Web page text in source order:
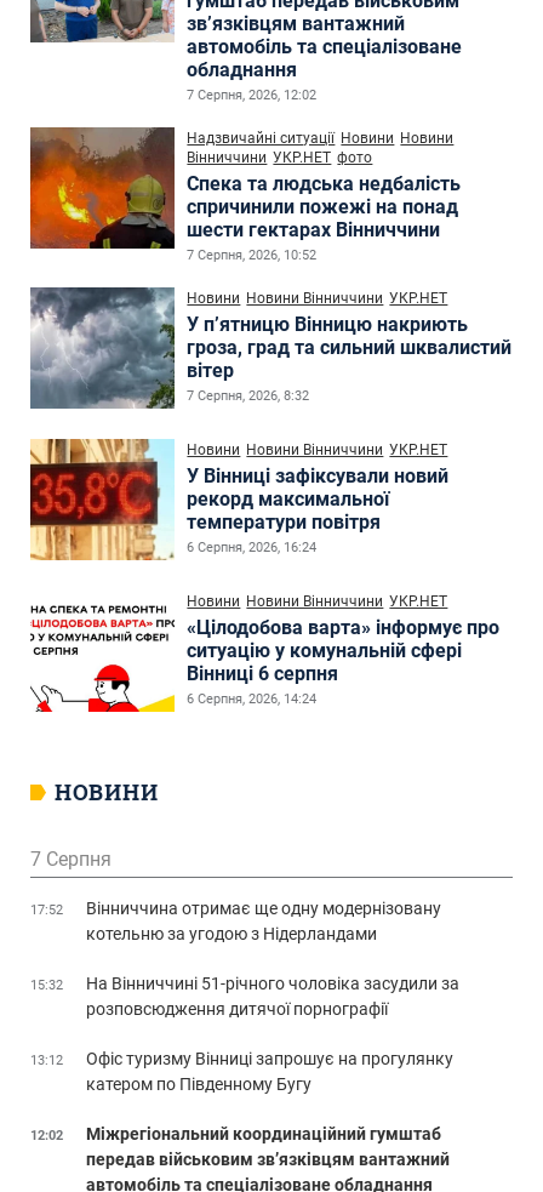
зв’язківцям вантажний
автомобіль та спеціалізоване
обладнання
7 Серпня, 2026, 12:02
Надзвичайні ситуації Новини Новини
Вінниччини УКР.НЕТ фото
Спека та людська недбалість
спричинили пожежі на понад
шести гектарах Вінниччини
7 Серпня, 2026, 10:52
Новини Новини Вінниччини УКР.НЕТ
У п’ятницю Вінницю накриють
гроза, град та сильний шквалистий
вітер
7 Серпня, 2026, 8:32
Новини Новини Вінниччини УКР.НЕТ
У Вінниці зафіксували новий
рекорд максимальної
температури повітря
6 Серпня, 2026, 16:24
Новини Новини Вінниччини УКР.НЕТ
«Цілодобова варта» інформує про
ситуацію у комунальній сфері
Вінниці 6 серпня
6 Серпня, 2026, 14:24
НОВИНИ
7 Серпня
17:52
Вінниччина отримає ще одну модернізовану
котельню за угодою з Нідерландами
15:32
На Вінниччині 51-річного чоловіка засудили за
розповсюдження дитячої порнографії
13:12
Офіс туризму Вінниці запрошує на прогулянку
катером по Південному Бугу
12:02
Міжрегіональний координаційний гумштаб
передав військовим зв’язківцям вантажний
автомобіль та спеціалізоване обладнання